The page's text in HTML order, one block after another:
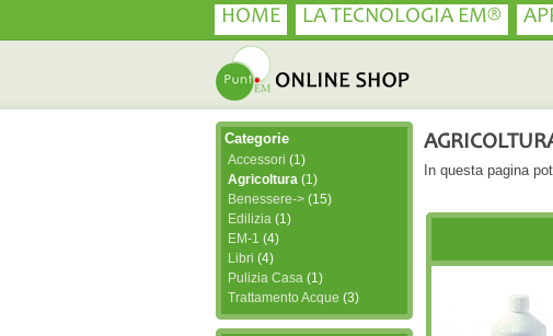
HOME LA TECNOLOGIA EM®
In questa pagina
Categorie
Accessori (1)
Agricoltura (1)
Benessere-> (15)
Edilizia (1)
EM-1 (4)
Libri (4)
Pulizia Casa (1)
Trattamento Acque (3)